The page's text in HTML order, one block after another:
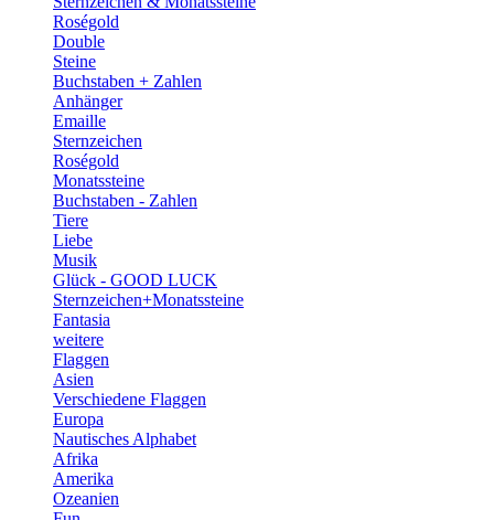
Roségold
Double
Steine
Buchstaben + Zahlen
Anhänger
Emaille
Sternzeichen
Roségold
Monatssteine
Buchstaben - Zahlen
Tiere
Liebe
Musik
Glück - GOOD LUCK
Sternzeichen+Monatssteine
Fantasia
weitere
Flaggen
Asien
Verschiedene Flaggen
Europa
Nautisches Alphabet
Afrika
Amerika
Ozeanien